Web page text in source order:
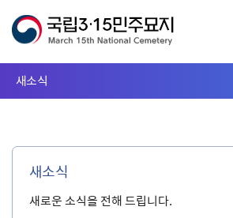
새소식
새소식
새로운 소식을 전해 드립니다.